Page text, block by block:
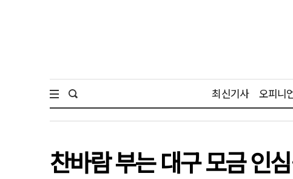
최신기사 오피니
찬바람 부는 대구 모금 인